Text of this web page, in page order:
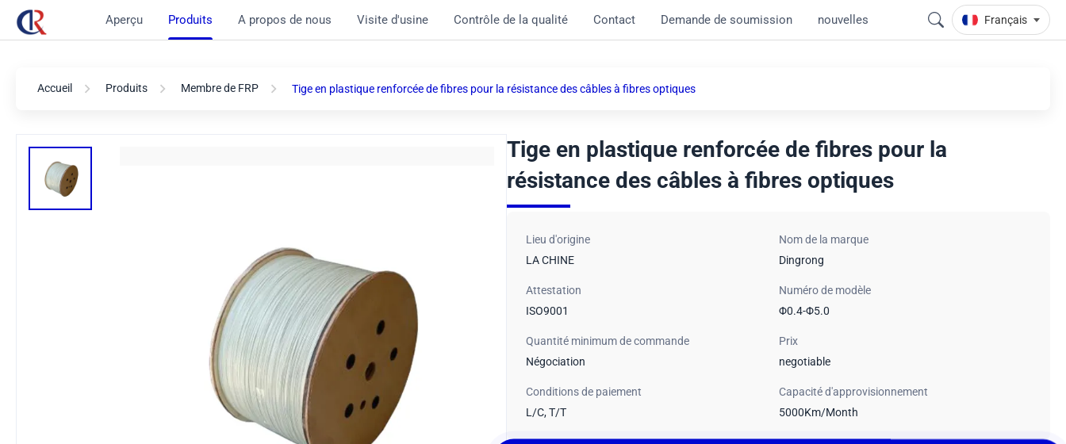
Aperçu Produits A propos de nous Visite d'usine Contrôle de la qualité Contact Demande de soumission nouvelles Français
Accueil Produits Membre de FRP Tige en plastique renforcée de fibres pour la résistance des câbles à fibres optiques
Tige en plastique renforcée de fibres pour la
résistance des câbles à fibres optiques
Lieu d'origine
LA CHINE
Nom de la marque
Dingrong
Attestation
ISO9001
Numéro de modèle
Φ0.4-Φ5.0
Quantité minimum de commande
Négociation
Prix
negotiable
Conditions de paiement
L/C, T/T
Capacité d'approvisionnement
5000Km/Month